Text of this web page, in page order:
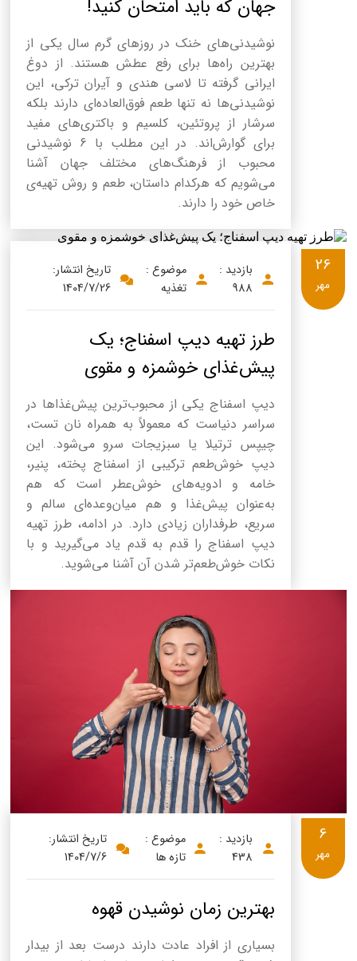
جهان که باید امتحان کنید!
نوشیدنی‌های خنک در روزهای گرم سال یکی از
بهترین راه‌ها برای رفع عطش هستند. از دوغ
ایرانی گرفته تا لاسی هندی و آیران ترکی، این
نوشیدنی‌ها نه تنها طعم فوق‌العاده‌ای دارند بلکه
سرشار از پروتئین، کلسیم و باکتری‌های مفید
برای گوارش‌اند. در این مطلب با 6 نوشیدنی
محبوب از فرهنگ‌های مختلف جهان آشنا
می‌شویم که هرکدام داستان، طعم و روش تهیه‌ی
خاص خود را دارند.
بازدید :
988
موضوع :
تغذیه
تاریخ انتشار:
1404/7/26
طرز تهیه دیپ اسفناج؛ یک
پیش‌غذای خوشمزه و مقوی
دیپ اسفناج یکی از محبوب‌ترین پیش‌غذاها در
سراسر دنیاست که معمولاً به همراه نان تست،
چیپس ترتیلا یا سبزیجات سرو می‌شود. این
دیپ خوش‌طعم ترکیبی از اسفناج پخته، پنیر،
خامه و ادویه‌های خوش‌عطر است که هم
به‌عنوان پیش‌غذا و هم میان‌وعده‌ای سالم و
سریع، طرفداران زیادی دارد. در ادامه، طرز تهیه
دیپ اسفناج را قدم به قدم یاد می‌گیرید و با
نکات خوش‌طعم‌تر شدن آن آشنا می‌شوید.
26
مهر
بازدید :
438
موضوع :
تازه ها
تاریخ انتشار:
1404/7/6
بهترین زمان نوشیدن قهوه
بسیاری از افراد عادت دارند درست بعد از بیدار
6
مهر